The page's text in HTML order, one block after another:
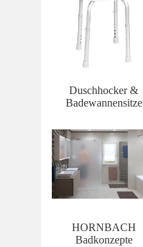
Duschhocker &
Badewannensitze
HORNBACH
Badkonzepte